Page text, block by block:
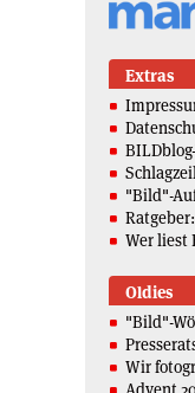
Extras
"Bild"-
Wer liest
Oldies
"Bild"-
Wir